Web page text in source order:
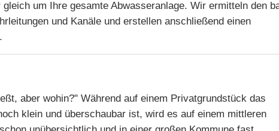
um Ihre gesamte Abwasseranlage. Wir ermitteln den
und Kanäle und erstellen anschließend einen
aber wohin?" Während auf einem Privatgrundstück das
klein und überschaubar ist, wird es auf einem mittleren